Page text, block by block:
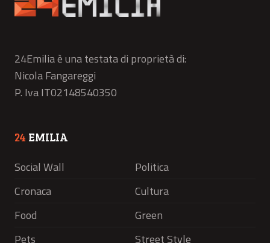
24Emilia è una testata di proprietà di:
Nicola Fangareggi
P. Iva IT02148540350
24 EMILIA
Social Wall
Politica
Cronaca
Cultura
Food
Green
Pets
Street Style